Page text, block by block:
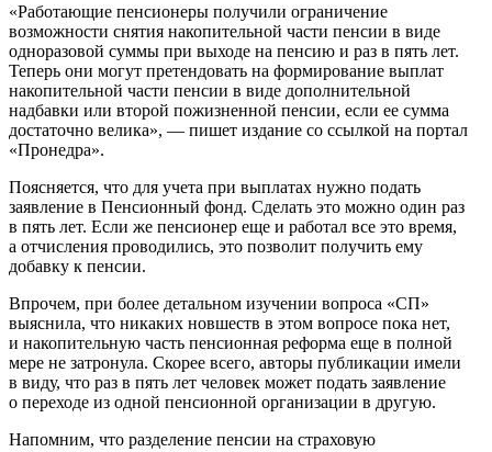
«Работающие пенсионеры получили ограничение
возможности снятия накопительной части пенсии в виде
одноразовой суммы при выходе на пенсию и раз в пять лет.
Теперь они могут претендовать на формирование выплат
накопительной части пенсии в виде дополнительной
надбавки или второй пожизненной пенсии, если ее сумма
достаточно велика», — пишет издание со ссылкой на портал
«Пронедра».
Поясняется, что для учета при выплатах нужно подать
заявление в Пенсионный фонд. Сделать это можно один раз
в пять лет. Если же пенсионер еще и работал все это время,
а отчисления проводились, это позволит получить ему
добавку к пенсии.
Впрочем, при более детальном изучении вопроса «СП»
выяснила, что никаких новшеств в этом вопросе пока нет,
и накопительную часть пенсионная реформа еще в полной
мере не затронула. Скорее всего, авторы публикации имели
в виду, что раз в пять лет человек может подать заявление
о переходе из одной пенсионной организации в другую.
Напомним, что разделение пенсии на страховую